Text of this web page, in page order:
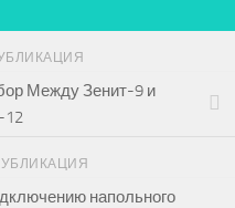
Между Зенит-9 и
12
напольного